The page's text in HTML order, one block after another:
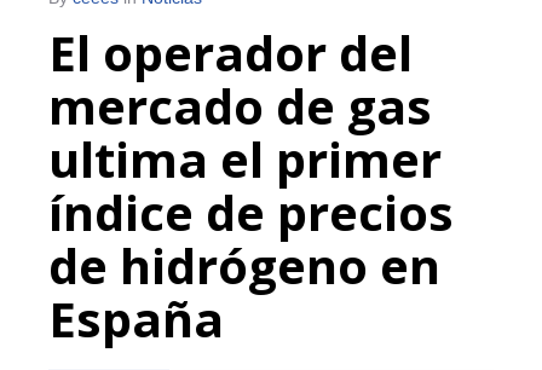
El operador del
mercado de gas
ultima el primer
índice de precios
de hidrógeno en
España